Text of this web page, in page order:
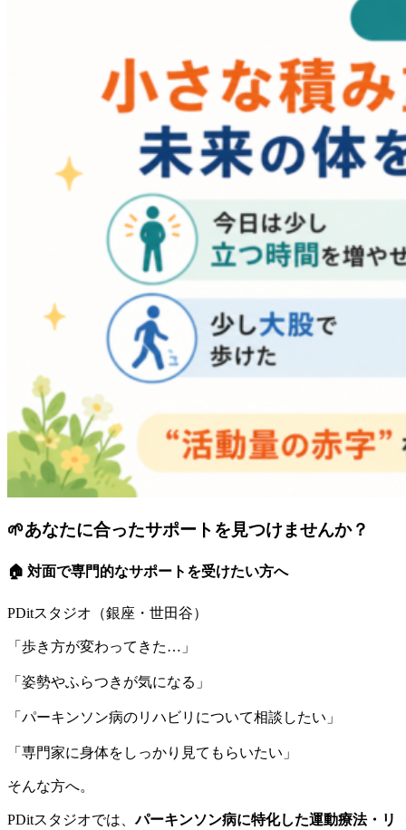
🌱あなたに合ったサポートを見つけませんか？
🏠 対面で専門的なサポートを受けたい方へ
PDitスタジオ（銀座・世田谷）
「歩き方が変わってきた…」
「姿勢やふらつきが気になる」
「パーキンソン病のリハビリについて相談したい」
「専門家に身体をしっかり見てもらいたい」
そんな方へ。
PDitスタジオでは、パーキンソン病に特化した運動療法・リ